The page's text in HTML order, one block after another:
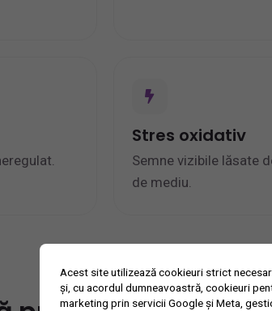
Stres oxidativ
Semne vizibile lăsate
de mediu.
Acest site utilizează cookieuri strict
și, cu acordul dumneavoastră, cookieuri
marketing prin servicii Google și Meta,